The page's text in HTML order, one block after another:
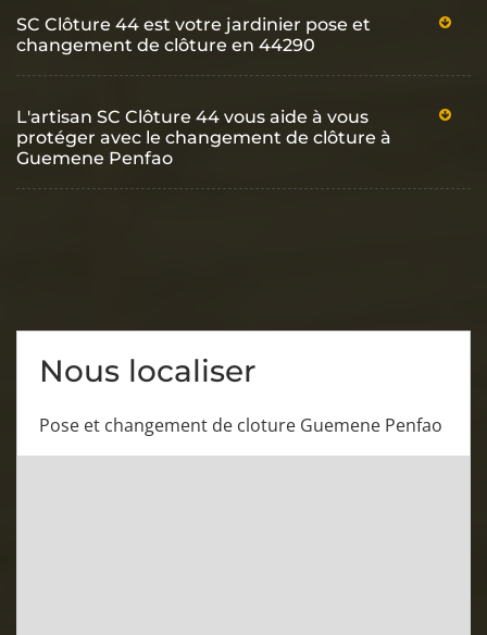
SC Clôture 44 est votre jardinier pose et
changement de clôture en 44290
L'artisan SC Clôture 44 vous aide à vous
protéger avec le changement de clôture à
Guemene Penfao
Nous localiser
Pose et changement de cloture Guemene Penfao